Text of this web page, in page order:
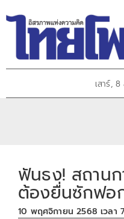
เสาร์,
ฟันธง! สถาน
ต้องยื่นซักฟอ
10 พฤศจิกายน 2568 เวลา